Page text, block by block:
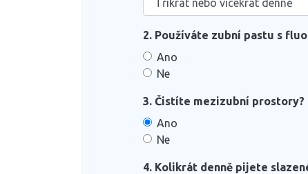
2. Používáte zubní pastu s
Ano
Ne
3. Čistíte mezizubní prostory?
Ano
Ne
4. Kolikrát denně pijete